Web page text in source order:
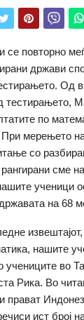
се повторно
држави
Од
тестирањето,
по
мерењето
со
рангирани сме
ученици
на 68
нашите
учениците во
Рика. Во
ист број